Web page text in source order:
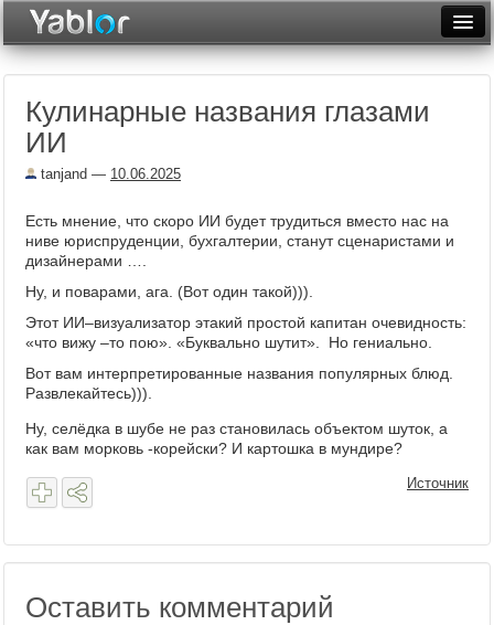
Неделя
Архив
Фототоп
Видеотоп
Кулинарные названия глазами
ИИ
tanjand — 10.06.2025
Есть мнение, что скоро ИИ будет трудиться вместо нас на
ниве юриспруденции, бухгалтерии, станут сценаристами и
дизайнерами ….
Ну, и поварами, ага. (Вот один такой))).
Этот ИИ–визуализатор этакий простой капитан очевидность:
«что вижу –то пою». «Буквально шутит». Но гениально.
Вот вам интерпретированные названия популярных блюд.
Развлекайтесь))).
Ну, селёдка в шубе не раз становилась объектом шуток, а
как вам морковь -корейски? И картошка в мундире?
Источник
Оставить комментарий